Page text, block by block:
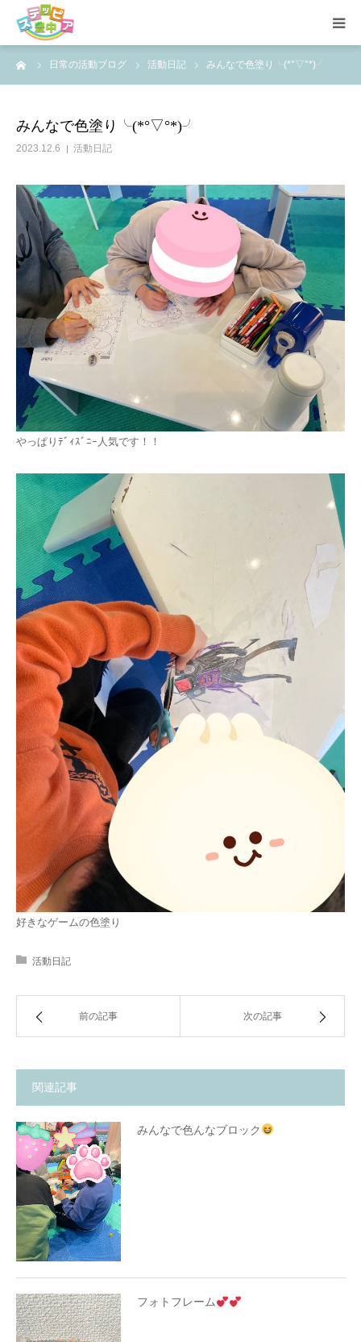
日常の活動ブログ 活動日記 みんなで色塗り╰(*°▽°*)╯
みんなで色塗り╰(*°▽°*)╯
2023.12.6 活動日記
やっぱりﾃﾞｨｽﾞﾆｰ人気です！！
好きなゲームの色塗り
活動日記
前の記事 次の記事
関連記事
みんなで色んなブロック
フォトフレーム
ホーム
支援内容
5領域の支援
ご利用方法
活動の様子
お問い合わせ
LINEで気軽にご相談いただけます